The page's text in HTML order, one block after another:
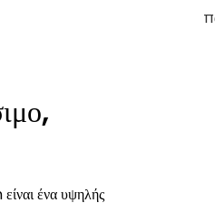
ένα υψηλής